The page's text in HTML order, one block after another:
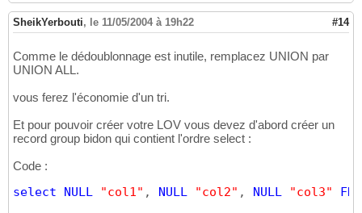
SheikYerbouti, le 11/05/2004 à 19h22 #14
Comme le dédoublonnage est inutile, remplacez UNION par
UNION ALL.
vous ferez l'économie d'un tri.
Et pour pouvoir créer votre LOV vous devez d'abord créer un
record group bidon qui contient l'ordre select :
Code :
select NULL "col1" , NULL "col2" , NULL "col3"